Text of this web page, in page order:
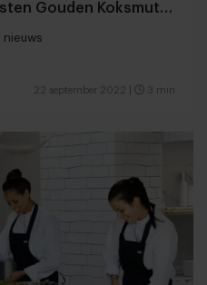
Gouden Koksmuts
nieuws
22 september 2022 3 min